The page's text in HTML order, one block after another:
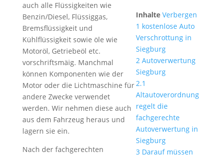
auch alle Flüssigkeiten wie
Benzin/Diesel, Flüssiggas,
Bremsflüssigkeit und
Kühlflüssigkeit sowie öle wie
Motoröl, Getriebeöl etc.
vorschriftsmäig. Manchmal
können Komponenten wie der
Motor oder die Lichtmaschine für
andere Zwecke verwendet
werden. Wir nehmen diese auch
aus dem Fahrzeug heraus und
lagern sie ein.
Nach der fachgerechten
Inhalte Verbergen
1 kostenlose Auto
Verschrottung in
Siegburg
2 Autoverwertung
Siegburg
2.1
Altautoverordnung
regelt die
fachgerechte
Autoverwertung in
Siegburg
3 Darauf müssen